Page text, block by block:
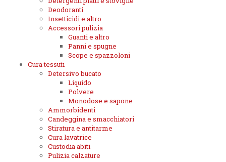
Deodoranti
Insetticidi e altro
Accessori pulizia
Guanti e altro
Panni e spugne
Scope e spazzoloni
Cura tessuti
Detersivo bucato
Liquido
Polvere
Monodose e sapone
Ammorbidenti
Candeggina e smacchiatori
Stiratura e antitarme
Cura lavatrice
Custodia abiti
Pulizia calzature